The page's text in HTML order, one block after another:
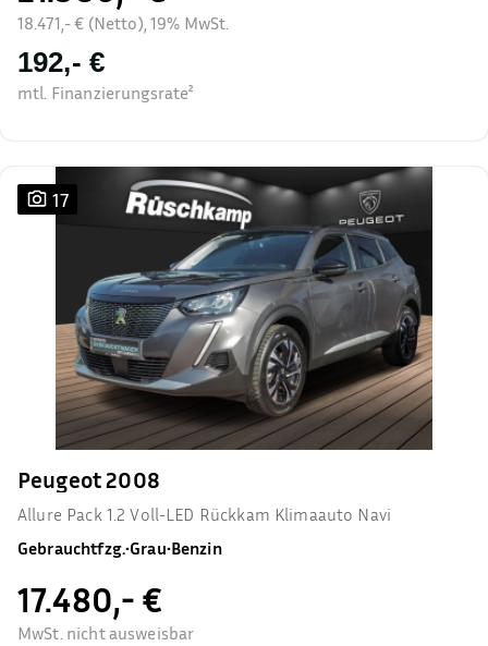
18.471,- € (Netto), 19% MwSt.
192,- €
mtl. Finanzierungsrate²
17
Peugeot 2008
Allure Pack 1.2 Voll-LED Rückkam Klimaauto Navi
Gebrauchtfzg.•Grau•Benzin
17.480,- €
MwSt. nicht ausweisbar